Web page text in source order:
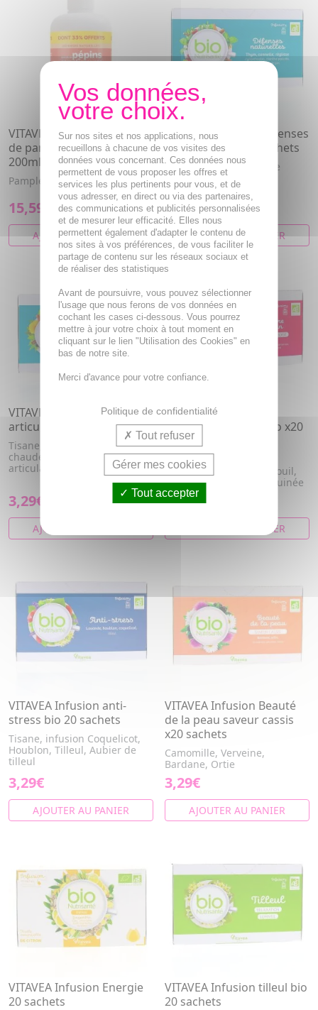
VITAVEA Extrait de pépins
de pamplemousse flacon
200ml
Pamplemousse, Vitamine c
15,59€
AJOUTER AU PANIER
VITAVEA Infusion Défenses
Naturelles bio 20 sachets
Tisane, infusion Menthe
poivrée, Réglisse,
Cynorrhodon, Thym
3,29€
AJOUTER AU PANIER
VITAVEA Infusions
articulation bio 20 sachets
Tisane, infusion à l'eau
chaude à visée de bien-être
articulaire.
3,29€
AJOUTER AU PANIER
VITAVEA Infusions
équilibre féminins bio x20
sachets
Camomille matricaire,
Matricaria recutita, Fenouil,
Framboise, Oseille de guinée
3,29€
AJOUTER AU PANIER
VITAVEA Infusion anti-
stress bio 20 sachets
Tisane, infusion Coquelicot,
Houblon, Tilleul, Aubier de
tilleul
3,29€
AJOUTER AU PANIER
VITAVEA Infusion Beauté
de la peau saveur cassis
x20 sachets
Camomille, Verveine,
Bardane, Ortie
3,29€
AJOUTER AU PANIER
VITAVEA Infusion Energie
20 sachets
VITAVEA Infusion tilleul bio
20 sachets
Sur nos sites et nos applications, nous
recueillons à chacune de vos visites des
données vous concernant. Ces données nous
permettent de vous proposer les offres et
services les plus pertinents pour vous, et de
vous adresser, en direct ou via des partenaires,
des communications et publicités personnalisées
et de mesurer leur efficacité. Elles nous
permettent également d'adapter le contenu de
nos sites à vos préférences, de vous faciliter le
partage de contenu sur les réseaux sociaux et
de réaliser des statistiques
Avant de poursuivre, vous pouvez sélectionner
l'usage que nous ferons de vos données en
cochant les cases ci-dessous. Vous pourrez
mettre à jour votre choix à tout moment en
cliquant sur le lien "Utilisation des Cookies" en
bas de notre site.
Merci d'avance pour votre confiance.
Politique de confidentialité
Tout refuser
Gérer mes cookies
Tout accepter